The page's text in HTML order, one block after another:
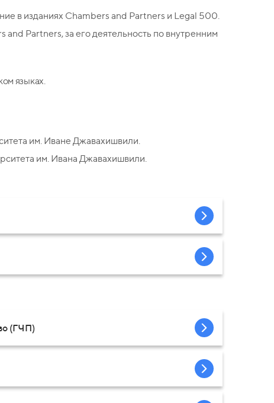
в изданиях Chambers and Partners и Legal 500.
Partners, за его деятельность по внутренним
языках.
им. Иване Джавахишвили.
им. Ивана Джавахишвили.
(ГЧП)